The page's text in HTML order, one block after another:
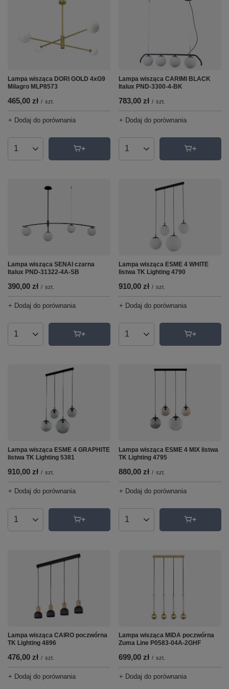
Lampa wisząca DORI GOLD 4xG9
Milagro MLP8573
465,00 zł / szt.
+ Dodaj do porównania
Ilość produktów
Lampa wisząca CARIMI BLACK
Italux PND-3300-4-BK
783,00 zł / szt.
+ Dodaj do porównania
Ilość produktów
Lampa wisząca SENAI czarna
Italux PND-31322-4A-SB
390,00 zł / szt.
+ Dodaj do porównania
Ilość produktów
Lampa wisząca ESME 4 WHITE
listwa TK Lighting 4790
910,00 zł / szt.
+ Dodaj do porównania
Ilość produktów
Lampa wisząca ESME 4 GRAPHITE
listwa TK Lighting 5381
910,00 zł / szt.
+ Dodaj do porównania
Ilość produktów
Lampa wisząca ESME 4 MIX listwa
TK Lighting 4795
880,00 zł / szt.
+ Dodaj do porównania
Ilość produktów
Lampa wisząca CAIRO poczwórna
TK Lighting 4896
476,00 zł / szt.
+ Dodaj do porównania
Lampa wisząca MIDA poczwórna
Zuma Line P0583-04A-2GHF
699,00 zł / szt.
+ Dodaj do porównania